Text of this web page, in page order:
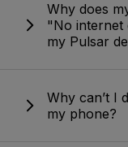
Why does
"No internet
my Pulsar
Why can’t I
my phone?